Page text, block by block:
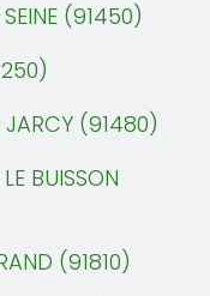
(91450)
(91480)
BUISSON
(91810)